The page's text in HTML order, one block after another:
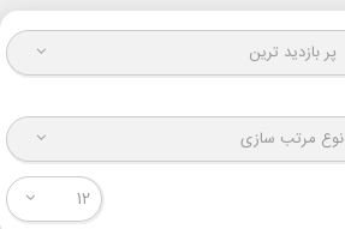
پر بازدید ترین
نوع مرتب سازی
12